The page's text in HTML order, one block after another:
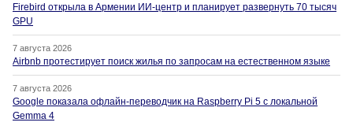
Firebird открыла в Армении ИИ-центр и планирует развернуть 70 тысяч
GPU
7 августа 2026
Airbnb протестирует поиск жилья по запросам на естественном языке
7 августа 2026
Google показала офлайн-переводчик на Raspberry Pi 5 с локальной
Gemma 4